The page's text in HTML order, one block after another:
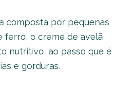
composta por pequenas
ferro, o creme de avelã
nutritivo, ao passo que é
e gorduras.